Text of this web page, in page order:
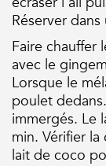
Réserver
Faire chauffer
avec le
Lorsque le
poulet
immergés. Le
min. Vérifier la
lait de coco